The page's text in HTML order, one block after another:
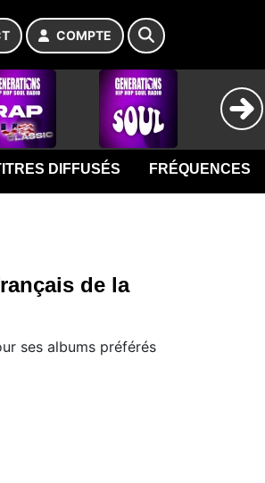
COMPTE
DIFFUSÉS FRÉQUENCES
de la
ses albums préférés